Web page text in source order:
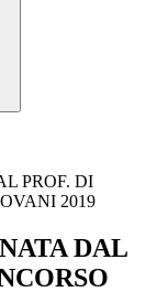
PROF. DI
2019
DAL